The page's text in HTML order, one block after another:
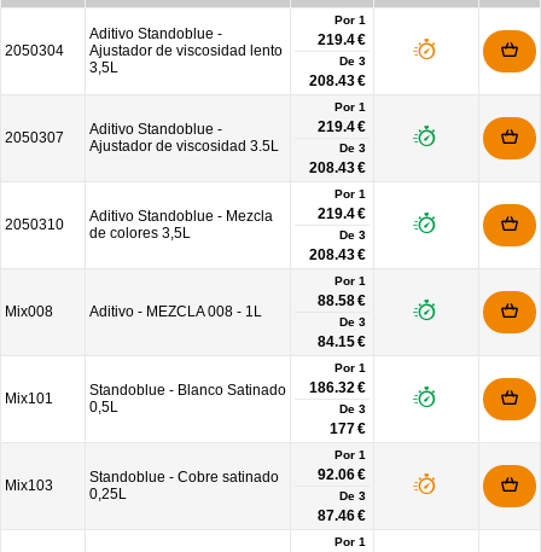
2050304
Aditivo Standoblue -
Ajustador de viscosidad lento
3,5L
Por 1
219.4 €
De 3
208.43 €
2050307
Aditivo Standoblue -
Ajustador de viscosidad 3.5L
Por 1
219.4 €
De 3
208.43 €
2050310
Aditivo Standoblue - Mezcla
de colores 3,5L
Por 1
219.4 €
De 3
208.43 €
Mix008 Aditivo - MEZCLA 008 - 1L
Por 1
88.58 €
De 3
84.15 €
Mix101
Standoblue - Blanco Satinado
0,5L
Por 1
186.32 €
De 3
177 €
Mix103
Standoblue - Cobre satinado
0,25L
Por 1
92.06 €
De 3
87.46 €
Por 1